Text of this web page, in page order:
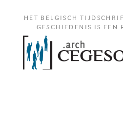
HET BELGISCH
GESCHIEDENIS IS EEN